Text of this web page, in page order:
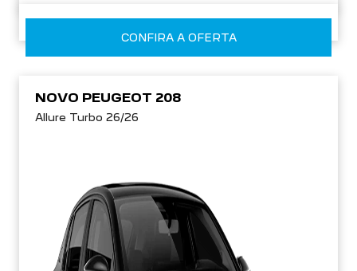
CONFIRA A OFERTA
NOVO PEUGEOT 208
Allure Turbo 26/26